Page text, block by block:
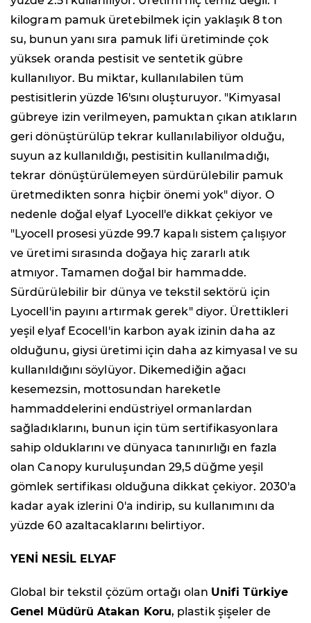
kilogram pamuk üretebilmek için yaklaşık 8 ton
su, bunun yanı sıra pamuk lifi üretiminde çok
yüksek oranda pestisit ve sentetik gübre
kullanılıyor. Bu miktar, kullanılabilen tüm
pestisitlerin yüzde 16'sını oluşturuyor. "Kimyasal
gübreye izin verilmeyen, pamuktan çıkan atıkların
geri dönüştürülüp tekrar kullanılabiliyor olduğu,
suyun az kullanıldığı, pestisitin kullanılmadığı,
tekrar dönüştürülemeyen sürdürülebilir pamuk
üretmedikten sonra hiçbir önemi yok" diyor. O
nedenle doğal elyaf Lyocell'e dikkat çekiyor ve
"Lyocell prosesi yüzde 99.7 kapalı sistem çalışıyor
ve üretimi sırasında doğaya hiç zararlı atık
atmıyor. Tamamen doğal bir hammadde.
Sürdürülebilir bir dünya ve tekstil sektörü için
Lyocell'in payını artırmak gerek" diyor. Ürettikleri
yeşil elyaf Ecocell'in karbon ayak izinin daha az
olduğunu, giysi üretimi için daha az kimyasal ve su
kullanıldığını söylüyor. Dikemediğin ağacı
kesemezsin, mottosundan hareketle
hammaddelerini endüstriyel ormanlardan
sağladıklarını, bunun için tüm sertifikasyonlara
sahip olduklarını ve dünyaca tanınırlığı en fazla
olan Canopy kuruluşundan 29,5 düğme yeşil
gömlek sertifikası olduğuna dikkat çekiyor. 2030'a
kadar ayak izlerini 0'a indirip, su kullanımını da
yüzde 60 azaltacaklarını belirtiyor.
YENİ NESİL ELYAF
Global bir tekstil çözüm ortağı olan Unifi Türkiye
Genel Müdürü Atakan Koru, plastik şişeler de